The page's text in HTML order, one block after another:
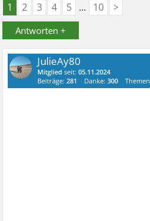
1
2 3 4 5 ... 10 >
Antworten +
JulieAy80
Mitglied seit:05.11.2024
Beiträge:281 Danke:300